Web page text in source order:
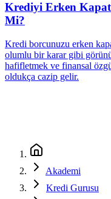
Krediyi Erken
Mi?
Kredi borcunuzu erken
olumlu bir karar gibi
hafifletmek ve finansal
oldukça cazip gelir.
Akademi
Kredi Gurusu